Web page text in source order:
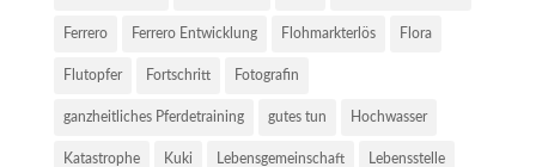
Ferrero Ferrero Entwicklung Flohmarkterlös Flora
Flutopfer Fortschritt Fotografin
ganzheitliches Pferdetraining gutes tun Hochwasser
Katastrophe Kuki Lebensgemeinschaft Lebensstelle